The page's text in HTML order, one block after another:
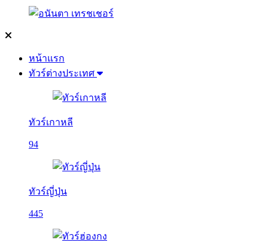
หน้าแรก
ทัวร์ต่างประเทศ
ทัวร์เกาหลี
94
ทัวร์ญี่ปุ่น
445